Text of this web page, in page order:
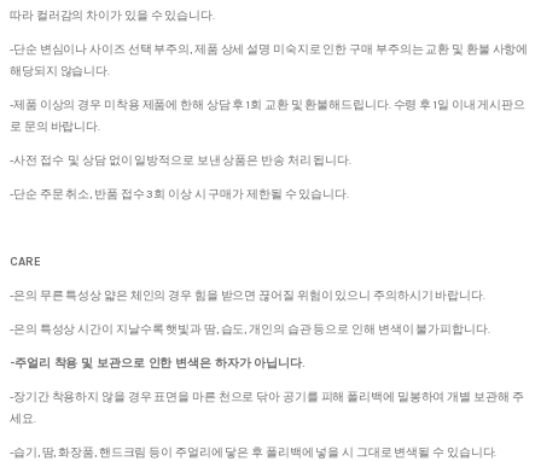
따라 컬러감의 차이가 있을 수 있습니다.
-단순 변심이나 사이즈 선택 부주의, 제품 상세 설명 미숙지로 인한 구매 부주의는 교환 및 환불 사항에
해당되지 않습니다.
-제품 이상의 경우 미착용 제품에 한해 상담 후 1회 교환 및 환불해드립니다. 수령 후 1일 이내 게시판으
로 문의 바랍니다.
-사전 접수 및 상담 없이 일방적으로 보낸 상품은 반송 처리 됩니다.
-단순 주문 취소, 반품 접수 3회 이상 시 구매가 제한될 수 있습니다.
CARE
-은의 무른 특성상 얇은 체인의 경우 힘을 받으면 끊어질 위험이 있으니 주의하시기 바랍니다.
-은의 특성상 시간이 지날수록 햇빛과 땀, 습도, 개인의 습관 등으로 인해 변색이 불가피합니다.
-주얼리 착용 및 보관으로 인한 변색은 하자가 아닙니다.
-장기간 착용하지 않을 경우 표면을 마른 천으로 닦아 공기를 피해 폴리백에 밀봉하여 개별 보관해 주
세요.
-습기, 땀, 화장품, 핸드크림 등이 주얼리에 닿은 후 폴리백에 넣을 시 그대로 변색될 수 있습니다.